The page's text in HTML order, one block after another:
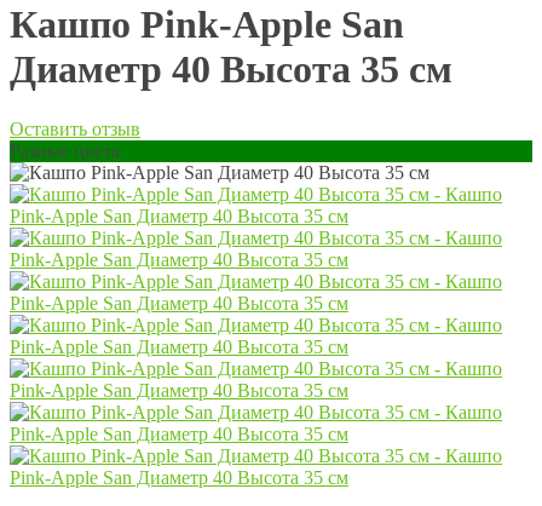
Кашпо Pink-Apple San
Диаметр 40 Высота 35 см
Оставить отзыв
Разные цвета